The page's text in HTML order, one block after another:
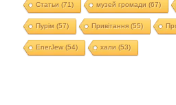
Статьи (71) музей громади (67)
Пурім (57) Привітання(55)
EnerJew(54) хали (53)